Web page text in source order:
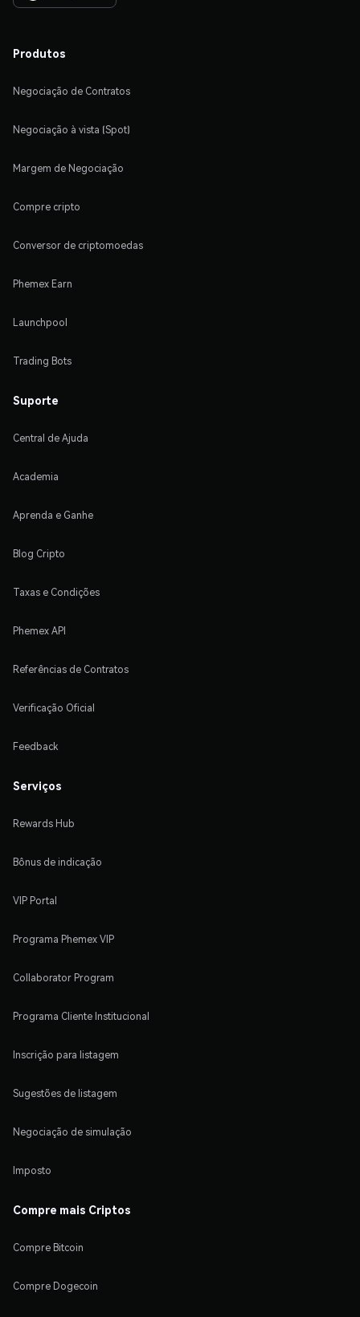
Produtos
Negociação de Contratos
Negociação à vista (Spot)
Margem de Negociação
Compre cripto
Conversor de criptomoedas
Phemex Earn
Launchpool
Trading Bots
Suporte
Central de Ajuda
Academia
Aprenda e Ganhe
Blog Cripto
Taxas e Condições
Phemex API
Referências de Contratos
Verificação Oficial
Feedback
Serviços
Rewards Hub
Bônus de indicação
VIP Portal
Programa Phemex VIP
Collaborator Program
Programa Cliente Institucional
Inscrição para listagem
Sugestões de listagem
Negociação de simulação
Imposto
Compre mais Criptos
Compre Bitcoin
Compre Dogecoin